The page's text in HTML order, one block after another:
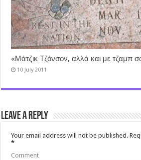
«Μάτζικ Τζόνσον, αλλά και με τζαμπ
10 July 2011
Leave a Reply
Your email address will not be published.
*
Comment